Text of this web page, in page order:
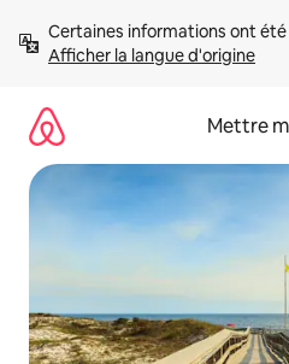
directement
Afficher la langue d'origine
Mettre